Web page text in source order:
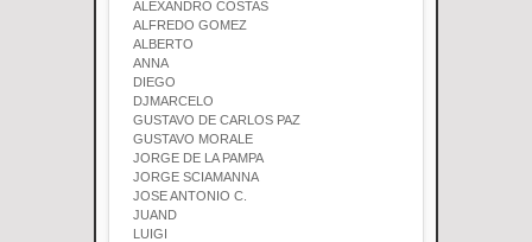
ALEXANDRO COSTAS
ALFREDO GOMEZ
ALBERTO
ANNA
DIEGO
DJMARCELO
GUSTAVO DE CARLOS PAZ
GUSTAVO MORALE
JORGE DE LA PAMPA
JORGE SCIAMANNA
JOSE ANTONIO C.
JUAND
LUIGI